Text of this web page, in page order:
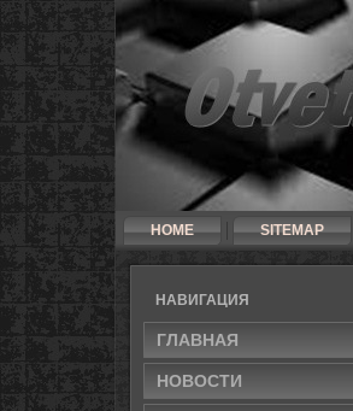
HOME SITEMAP
НАВИГАЦИЯ
ГЛАВНАЯ
НОВΟСТИ